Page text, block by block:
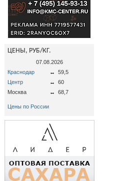
ЦЕНЫ, РУБ/КГ.
07.08.2026
Краснодар
↔
59,5
Центр
↔
60
Москва
↔ 68,7
Цены по России